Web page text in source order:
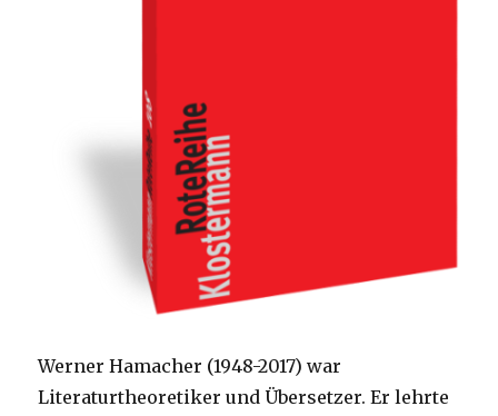
Werner Hamacher (1948-2017) war
Literaturtheoretiker und Übersetzer. Er lehrte